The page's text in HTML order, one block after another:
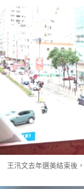
王汛文去年選美結束後